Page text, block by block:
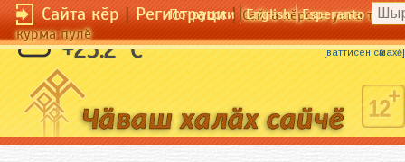
Сайта кӗр|Регистраци|Сайта кӗрсен унпа
курма пулӗ
По-русски English Esperanto
+25.2 °C Йывӑҫне кура ҫимӗҫӗ.
[ваттисен сӑмахӗ]